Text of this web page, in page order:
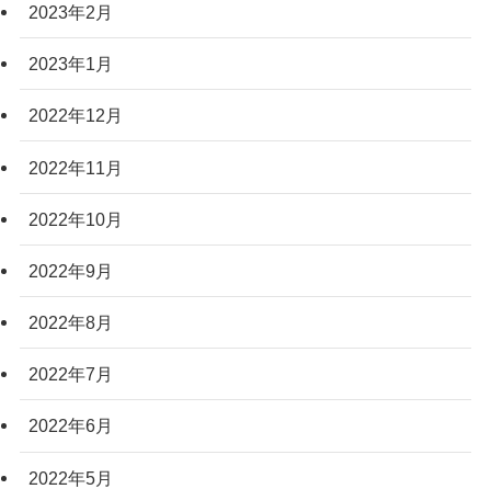
2023年2月
2023年1月
2022年12月
2022年11月
2022年10月
2022年9月
2022年8月
2022年7月
2022年6月
2022年5月